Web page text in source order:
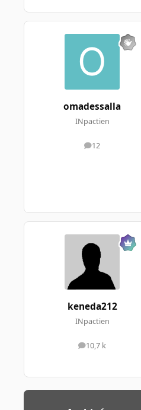
omadessalla
INpactien
12
messages
keneda212
INpactien
10,7 k
messages